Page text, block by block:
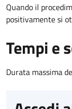
Quando il
positivamente si
Tempi e
Durata massima